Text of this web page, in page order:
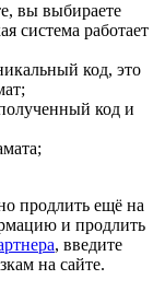
вы выбираете
система работает
код, это
код и
продлить ещё на
и продлить
, введите
на сайте.